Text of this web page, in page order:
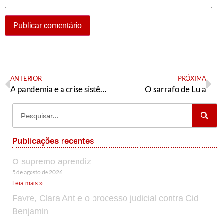
ANTERIOR
A pandemia e a crise sistêmica do capital
PRÓXIMA
O sarrafo de Lula
Publicações recentes
O supremo aprendiz
5 de agosto de 2026
Leia mais »
Favre, Clara Ant e o processo judicial contra Cid
Benjamin